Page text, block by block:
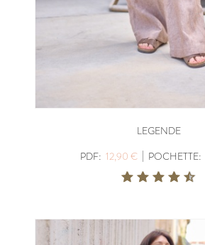
LEGENDE
PDF: 12,90 € | POCHETTE: